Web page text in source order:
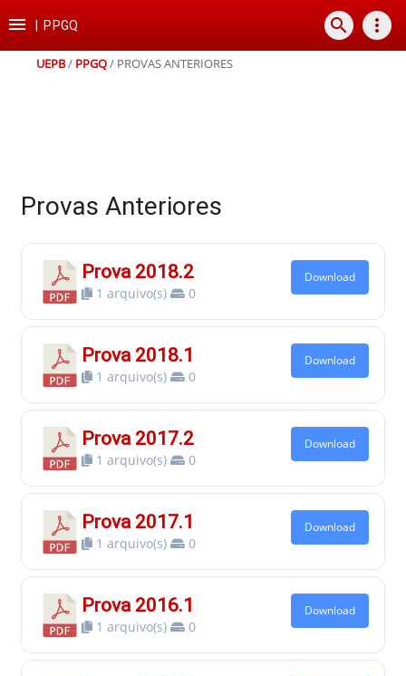
para
conteúdo
para
para
para
rodapé
 PPGQ search more_vert
UEPB/ PPGQ/ PROVAS ANTERIORES
Provas Anteriores
Prova 2018.2
1 arquivo(s) 0
Download
Prova 2018.1
1 arquivo(s) 0
Download
Prova 2017.2
1 arquivo(s) 0
Download
Prova 2017.1
1 arquivo(s) 0
Download
Prova 2016.1
1 arquivo(s) 0
Download